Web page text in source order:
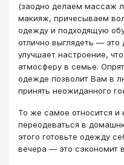
(заодно делаем массаж
макияж, причесываем
одежду и подходящую
отлично выглядеть — это
улучшает настроение,
атмосферу в семье.
одежде позволит Вам в
принять неожиданного
То же самое относится и
переодеваться в
этого готовьте одежду
вечера — это сэкономит